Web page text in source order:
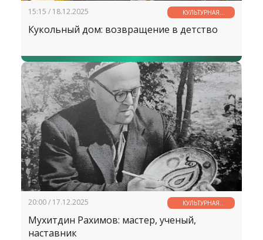
15:15 / 18.12.2025
КУЛЬТУРНАЯ
СТРАНИЧКА
Кукольный дом: возвращение в детство
20:00 / 17.12.2025
КУЛЬТУРНАЯ
СТРАНИЧКА
Мухитдин Рахимов: мастер, ученый,
наставник